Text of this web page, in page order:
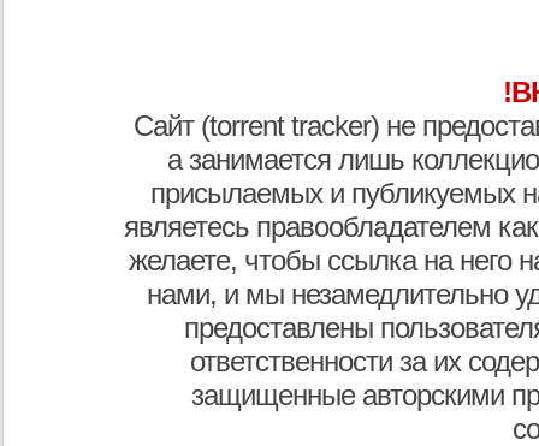
Сайт (torrent tracker) не
а занимается лишь
присылаемых и публикуемых
являетесь правообладателем
желаете, чтобы ссылка на него
нами, и мы незамедлительно
предоставлены
ответственности за их
защищенные авторскими